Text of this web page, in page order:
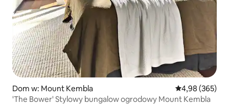
Dom w: Mount Kembla Średnia
4,98 (365)
'The Bower' Stylowy bungalow ogrodowy Mount Kembla